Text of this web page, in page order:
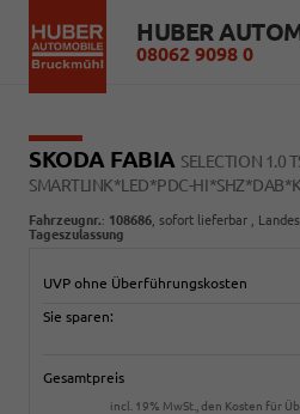
08062 9098 0
SKODA FABIA SELECTION 1.0
SMARTLINK*LED*PDC-
Fahrzeugnr.: 108686 sofort lieferbar ,
Tageszulassung
UVP ohne Überführungskosten
Sie sparen:
Gesamtpreis
incl. 19% MwSt., den Kosten für